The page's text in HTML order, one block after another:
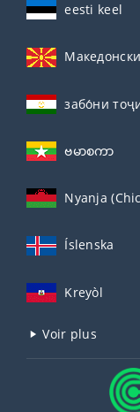
eesti keel
Македонски
забо́ни
ဗမာစကာ
Nyanja
Íslenska
Kreyòl
Voir plus